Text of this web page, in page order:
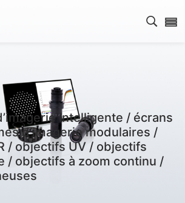
Ouvrir
intelligente / écrans
d’imagerie modulaires /
/ objectifs UV / objectifs
/ objectifs à zoom continu /